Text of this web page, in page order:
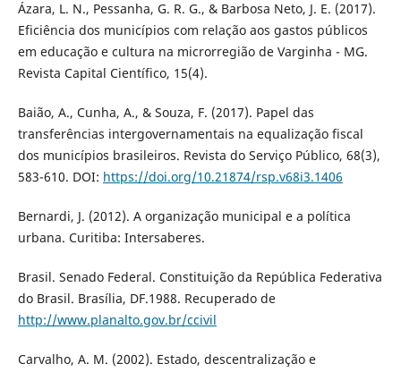
Ázara, L. N., Pessanha, G. R. G., & Barbosa Neto, J. E. (2017).
Eficiência dos municípios com relação aos gastos públicos
em educação e cultura na microrregião de Varginha - MG.
Revista Capital Científico, 15(4).
Baião, A., Cunha, A., & Souza, F. (2017). Papel das
transferências intergovernamentais na equalização fiscal
dos municípios brasileiros. Revista do Serviço Público, 68(3),
583-610. DOI: https://doi.org/10.21874/rsp.v68i3.1406
Bernardi, J. (2012). A organização municipal e a política
urbana. Curitiba: Intersaberes.
Brasil. Senado Federal. Constituição da República Federativa
do Brasil. Brasília, DF.1988. Recuperado de
http://www.planalto.gov.br/ccivil
Carvalho, A. M. (2002). Estado, descentralização e